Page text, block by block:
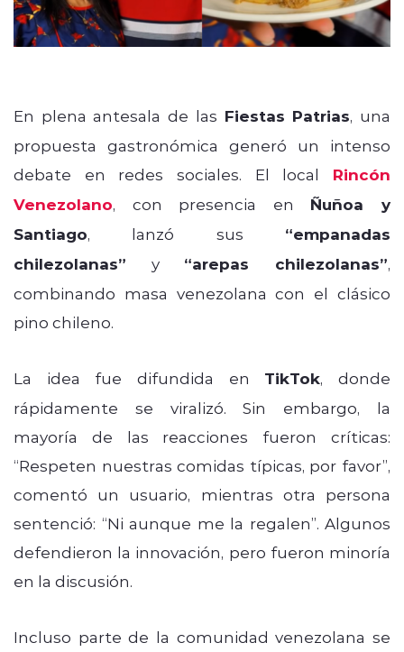
En plena antesala de las Fiestas Patrias, una
propuesta gastronómica generó un intenso
debate en redes sociales. El local Rincón
Venezolano, con presencia en Ñuñoa y
Santiago, lanzó sus “empanadas
chilezolanas” y “arepas chilezolanas”,
combinando masa venezolana con el clásico
pino chileno.
La idea fue difundida en TikTok, donde
rápidamente se viralizó. Sin embargo, la
mayoría de las reacciones fueron críticas:
“Respeten nuestras comidas típicas, por favor”,
comentó un usuario, mientras otra persona
sentenció: “Ni aunque me la regalen”. Algunos
defendieron la innovación, pero fueron minoría
en la discusión.
Incluso parte de la comunidad venezolana se